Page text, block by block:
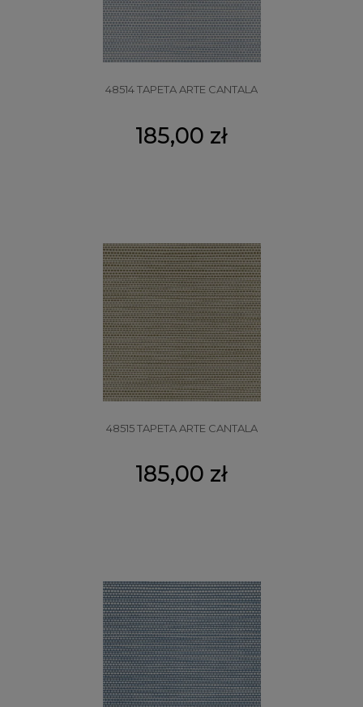
48514 TAPETA ARTE CANTALA
185,00 zł
48515 TAPETA ARTE CANTALA
185,00 zł